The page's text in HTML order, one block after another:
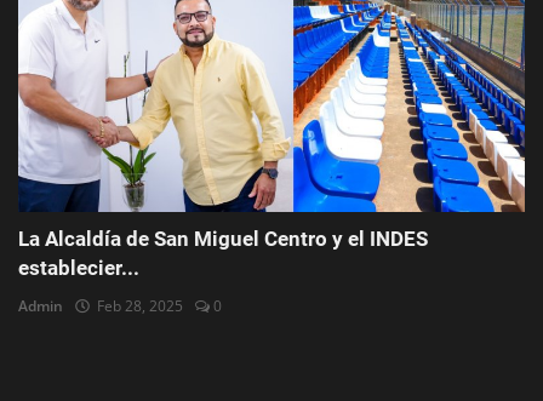
La Alcaldía de San Miguel Centro y el INDES
establecier...
Admin Feb 28, 2025 0